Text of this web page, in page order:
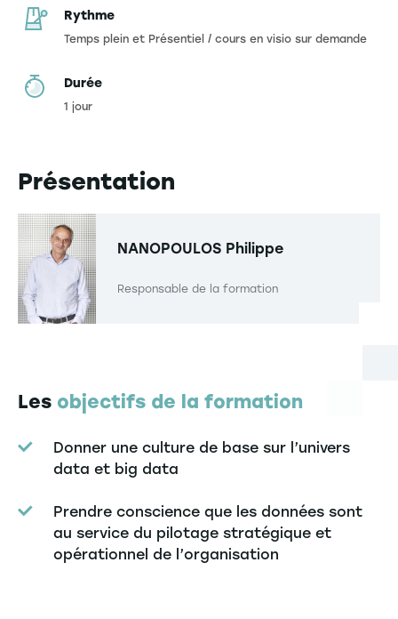
Rythme
Temps plein et Présentiel / cours en visio sur demande
Durée
1 jour
Présentation
NANOPOULOS Philippe
Responsable de la formation
Les objectifs de la formation
Donner une culture de base sur l’univers
data et big data
Prendre conscience que les données sont
au service du pilotage stratégique et
opérationnel de l’organisation